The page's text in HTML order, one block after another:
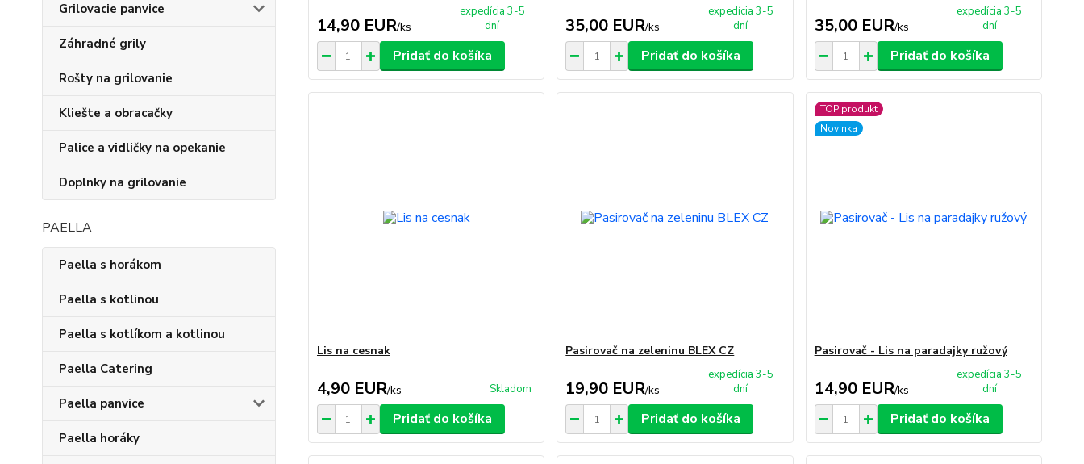
Grilovacie panvice
Záhradné grily
Rošty na grilovanie
Kliešte a obracačky
Palice a vidličky na opekanie
Doplnky na grilovanie
PAELLA
Paella s horákom
Paella s kotlinou
Paella s kotlíkom a kotlinou
Paella Catering
Paella panvice
Paella horáky
14,90 EUR/ks
expedícia 3-5
dní
Pridať do košíka
35,00 EUR/ks
expedícia 3-5
dní
Pridať do košíka
35,00 EUR/ks
expedícia 3-5
dní
Pridať do košíka
Lis na cesnak
4,90 EUR/ks Skladom
Pridať do košíka
Pasirovač na zeleninu BLEX CZ
19,90 EUR/ks
expedícia 3-5
dní
Pridať do košíka
TOP produkt
Novinka
Pasirovač - Lis na paradajky ružový
14,90 EUR/ks
expedícia 3-5
dní
Pridať do košíka